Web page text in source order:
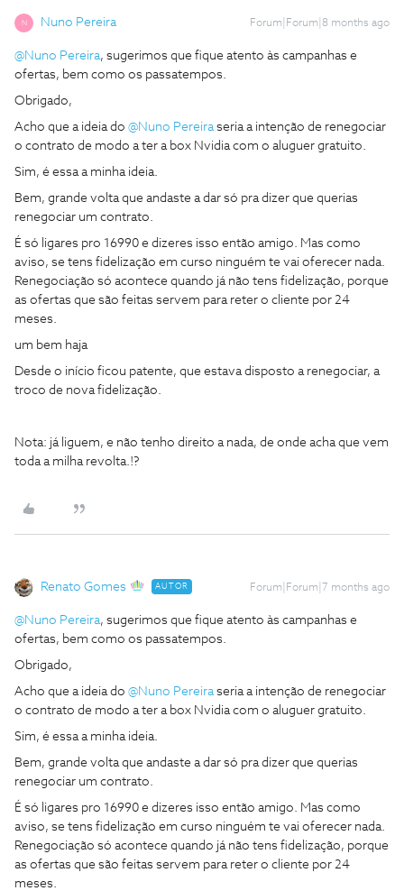
N Nuno Pereira Forum|Forum|8 months ago
@Nuno Pereira, sugerimos que fique atento às campanhas e
ofertas, bem como os passatempos.
Obrigado,
Acho que a ideia do ​ @Nuno Pereiraseria a intenção de renegociar
o contrato de modo a ter a box Nvidia com o aluguer gratuito.
Sim, é essa a minha ideia.
Bem, grande volta que andaste a dar só pra dizer que querias
renegociar um contrato.
É só ligares pro 16990 e dizeres isso então amigo. Mas como
aviso, se tens fidelização em curso ninguém te vai oferecer nada.
Renegociação só acontece quando já não tens fidelização, porque
as ofertas que são feitas servem para reter o cliente por 24
meses.
um bem haja
Desde o início ficou patente, que estava disposto a renegociar, a
troco de nova fidelização.
Nota: já liguem, e não tenho direito a nada, de onde acha que vem
toda a milha revolta.!?
Renato Gomes AUTOR Forum|Forum|7 months ago
@Nuno Pereira, sugerimos que fique atento às campanhas e
ofertas, bem como os passatempos.
Obrigado,
Acho que a ideia do ​ @Nuno Pereiraseria a intenção de renegociar
o contrato de modo a ter a box Nvidia com o aluguer gratuito.
Sim, é essa a minha ideia.
Bem, grande volta que andaste a dar só pra dizer que querias
renegociar um contrato.
É só ligares pro 16990 e dizeres isso então amigo. Mas como
aviso, se tens fidelização em curso ninguém te vai oferecer nada.
Renegociação só acontece quando já não tens fidelização, porque
as ofertas que são feitas servem para reter o cliente por 24
meses.